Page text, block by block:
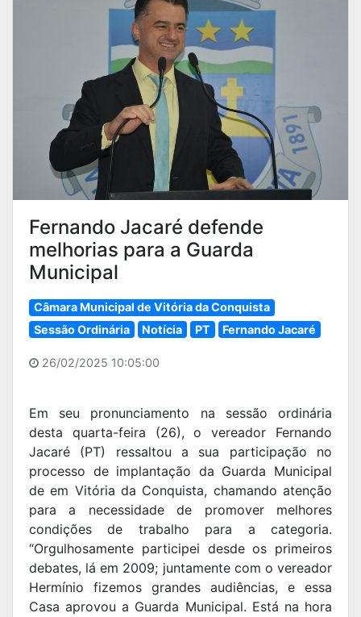
Fernando Jacaré defende
melhorias para a Guarda
Municipal
Câmara Municipal de Vitória da Conquista
Sessão Ordinária
Notícia PT Fernando Jacaré
26/02/2025 10:05:00
Em seu pronunciamento na sessão ordinária
desta quarta-feira (26), o vereador Fernando
Jacaré (PT) ressaltou a sua participação no
processo de implantação da Guarda Municipal
de em Vitória da Conquista, chamando atenção
para a necessidade de promover melhores
condições de trabalho para a categoria.
“Orgulhosamente participei desde os primeiros
debates, lá em 2009; juntamente com o vereador
Hermínio fizemos grandes audiências, e essa
Casa aprovou a Guarda Municipal. Está na hora